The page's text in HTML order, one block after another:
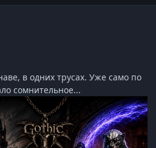
в одних трусах. Уже само по
сомнительное...